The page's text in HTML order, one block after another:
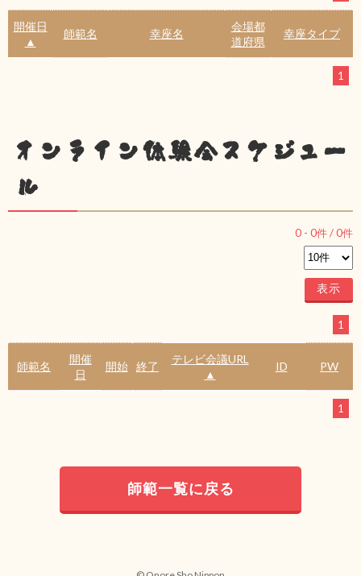
開催日
▲
師範名 幸座名
会場都
道府県
幸座タイプ
1
オンライン体験会スケジュー
ル
0 - 0件 /0件
1
師範名
開催
日
開始 終了
テレビ会議URL
▲
ID PW
1
師範一覧に戻る